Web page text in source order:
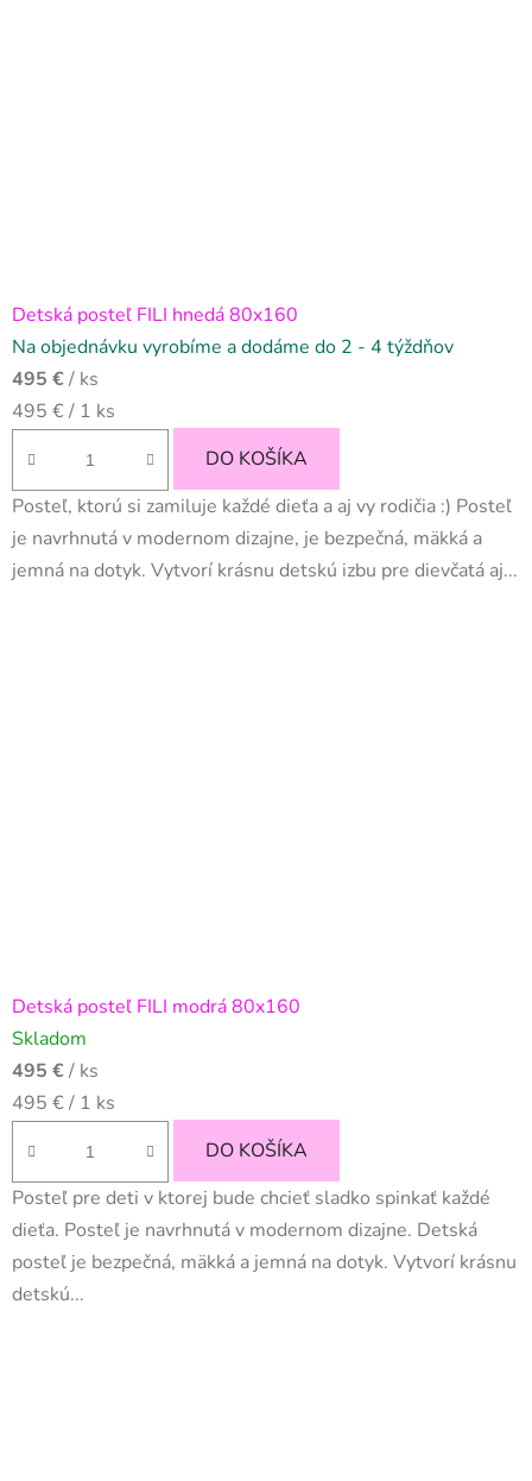
Detská posteľ FILI hnedá 80x160
Na objednávku vyrobíme a dodáme do 2 - 4 týždňov
495 €/ ks
Jednotková
495 € / 1 ks
DO KOŠÍKA
Posteľ, ktorú si zamiluje každé dieťa a aj vy rodičia :) Posteľ
je navrhnutá v modernom dizajne, je bezpečná, mäkká a
jemná na dotyk. Vytvorí krásnu detskú izbu pre dievčatá aj...
Detská posteľ FILI modrá 80x160
Skladom
495 €/ ks
Jednotková
495 € / 1 ks
DO KOŠÍKA
Posteľ pre deti v ktorej bude chcieť sladko spinkať každé
dieťa. Posteľ je navrhnutá v modernom dizajne. Detská
posteľ je bezpečná, mäkká a jemná na dotyk. Vytvorí krásnu
detskú...